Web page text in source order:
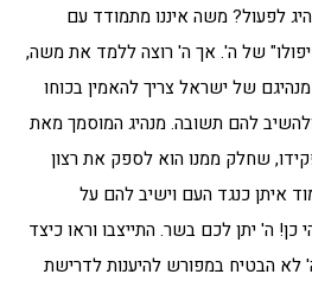
לפעול? משה איננו מתמודד עם
של ה'. אך ה' רוצה ללמד את משה,
של ישראל צריך להאמין בכוחו
להם תשובה. מנהיג המוסמך מאת
שחלק ממנו הוא לספק את רצון
איתן כנגד העם וישיב להם על
ה' יתן לכם בשר. התייצבו וראו כיצד
הבטיח במפורש להיענות לדרישת